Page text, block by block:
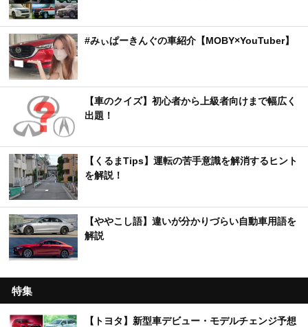
#みぃぱーきんぐの車紹介【MOBY×YouTuber】
【車のクイズ】初心者から上級者向けまで幅広く
出題！
【くるまTips】運転の苦手意識を解消するヒント
を解説！
【ややこし語】違いが分かりづらい自動車用語を
解説
特集
【トヨタ】新型車デビュー・モデルチェンジ予想